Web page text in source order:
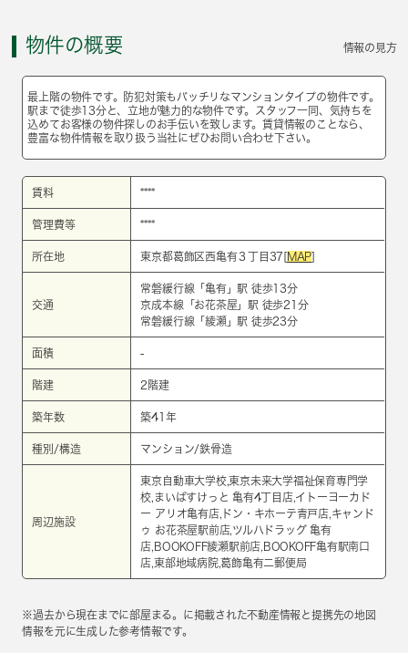
物件の概要 情報の見方
最上階の物件です。防犯対策もバッチリなマンションタイプの物件です。
駅まで徒歩13分と、立地が魅力的な物件です。スタッフ一同、気持ちを
込めてお客様の物件探しのお手伝いを致します。賃貸情報のことなら、
豊富な物件情報を取り扱う当社にぜひお問い合わせ下さい。
賃料 ****
管理費等 ****
所在地 東京都葛飾区西亀有３丁目37[ MAP
交通
常磐緩行線 「亀有」駅 徒歩13分
京成本線 「 お花茶屋 」駅 徒歩21分
常磐緩行線 「綾瀬 」駅 徒歩23分
面積 -
階建 2階建
築年数 築41年
種別/構造 マンション/鉄骨造
周辺施設
東京自動車大学校,東京未来大学福祉保育専門学
校,まいばすけっと 亀有4丁目店,イトーヨーカド
ー アリオ亀有店,ドン・キホーテ青戸店,キャンド
ゥ お花茶屋駅前店,ツルハドラッグ 亀有
店,BOOKOFF綾瀬駅前店,BOOKOFF亀有駅南口
店,東部地域病院,葛飾亀有二郵便局
※過去から現在までに部屋まる。に掲載された不動産情報と提携先の地図
情報を元に生成した参考情報です。